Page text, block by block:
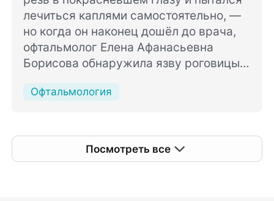
лечиться каплями самостоятельно, —
но когда он наконец дошёл до врача,
офтальмолог Елена Афанасьевна
Борисова обнаружила язву роговицы и
госпитализацию.
Офтальмология
Посмотреть все